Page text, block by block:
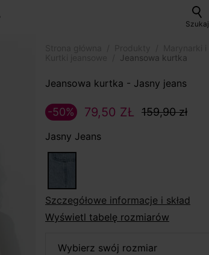
Szukaj
Jeansowa kurtka
Jeansowa kurtka - Jasny jeans
79,50 ZŁ 159,90 zł
-50%
Jasny Jeans
szczegółowe informacje i skład
Wyświetl tabelę rozmiarów
wybierz swój rozmiar